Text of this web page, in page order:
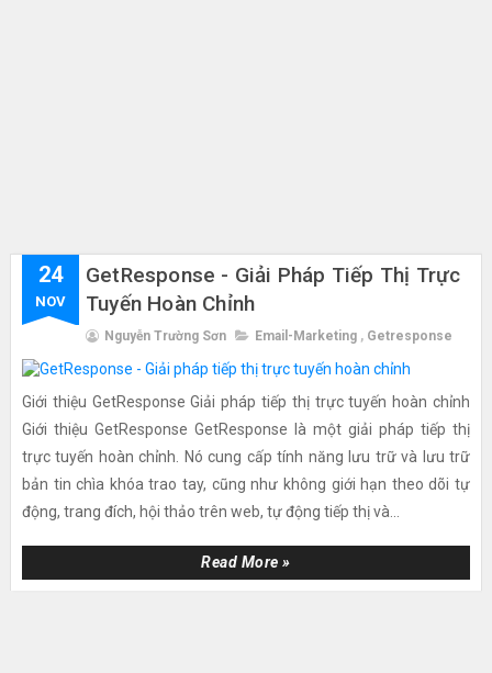
24
NOV
GetResponse - Giải Pháp Tiếp Thị Trực
Tuyến Hoàn Chỉnh
Nguyễn Trường Sơn Email-Marketing , Getresponse
Giới thiệu GetResponse Giải pháp tiếp thị trực tuyến hoàn chỉnh
Giới thiệu GetResponse GetResponse là một giải pháp tiếp thị
trực tuyến hoàn chỉnh. Nó cung cấp tính năng lưu trữ và lưu trữ
bản tin chìa khóa trao tay, cũng như không giới hạn theo dõi tự
động, trang đích, hội thảo trên web, tự động tiếp thị và...
Read More »